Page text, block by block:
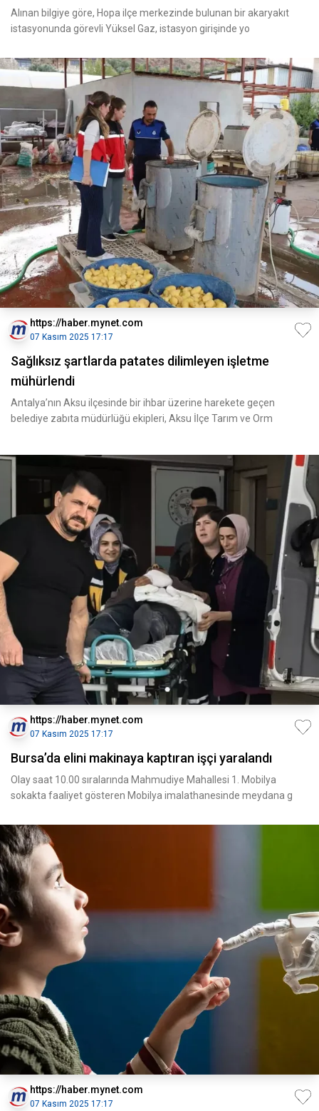
Alınan bilgiye göre, Hopa ilçe merkezinde bulunan bir akaryakıt
istasyonunda görevli Yüksel Gaz, istasyon girişinde yo
https://haber.mynet.com
07 Kasım 2025 17:17
Sağlıksız şartlarda patates dilimleyen işletme
mühürlendi
Antalya’nın Aksu ilçesinde bir ihbar üzerine harekete geçen
belediye zabıta müdürlüğü ekipleri, Aksu İlçe Tarım ve Orm
https://haber.mynet.com
07 Kasım 2025 17:17
Bursa’da elini makinaya kaptıran işçi yaralandı
Olay saat 10.00 sıralarında Mahmudiye Mahallesi 1. Mobilya
sokakta faaliyet gösteren Mobilya imalathanesinde meydana g
https://haber.mynet.com
07 Kasım 2025 17:17